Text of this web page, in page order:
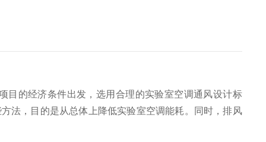
目的经济条件出发，选用合理的实验室空调通风设计标
法，目的是从总体上降低实验室空调能耗。同时，排风